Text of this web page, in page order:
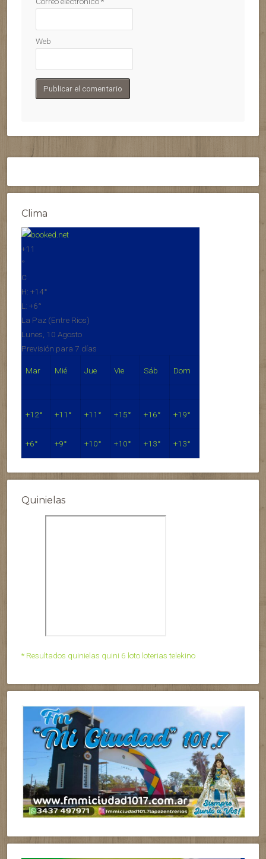
Web
Clima
+11
°
C
H: +14°
L: +6°
La Paz (Entre Rios)
Lunes, 10 Agosto
Previsión para 7 días
Mar Mié Jue Vie Sáb Dom
+12° +11° +11° +15° +16° +19°
+6° +9° +10° +10° +13° +13°
Quinielas
* Resultados quinielas quini 6 loto loterias telekino